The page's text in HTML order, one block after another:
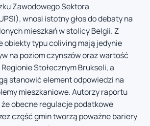
Zawodowego Sektora
wnosi istotny głos do debaty na
mieszkań w stolicy Belgii. Z
obiekty typu coliving mają jedynie
na poziom czynszów oraz wartość
Stołecznym Brukseli, a
stanowić element odpowiedzi na
mieszkaniowe. Autorzy raportu
obecne regulacje podatkowe
część gmin tworzą poważne bariery